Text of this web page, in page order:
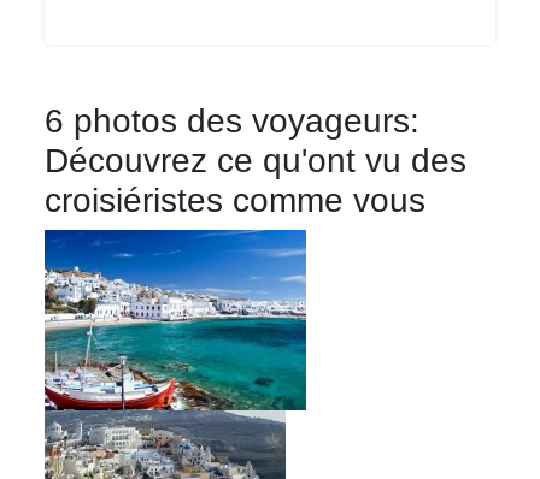
6 photos des voyageurs:
Découvrez ce qu'ont vu des
croisiéristes comme vous